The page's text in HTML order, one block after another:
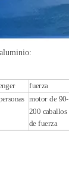
Barco de aluminio con remolques de pintura y ruido pequeño
fuerza
motor de 90-
200 caballos
de fuerza